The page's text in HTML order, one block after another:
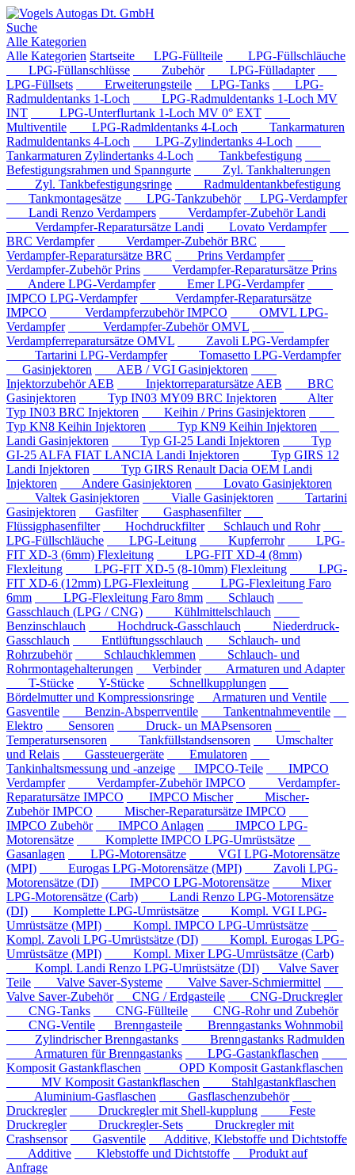
Suche
Alle Kategorien
Alle Kategorien Startseite LPG-Füllteile
LPG-Füllschläuche
LPG-Füllanschlüsse
Zubehör
LPG-Fülladapter
LPG-Füllsets
Erweiterungsteile LPG-Tanks
LPG-
Radmuldentanks 1-Loch
LPG-Radmuldentanks 1-Loch MV
INT
LPG-Unterflurtank 1-Loch MV 0° EXT
Multiventile
LPG-Radmldentanks 4-Loch
Tankarmaturen
Radmuldentanks 4-Loch
LPG-Zylindertanks 4-Loch
Tankarmaturen Zylindertanks 4-Loch
Tankbefestigung
Befestigungsrahmen und Spanngurte
Zyl. Tankhalterungen
Zyl. Tankbefestigungsringe
Radmuldentankbefestigung
Tankmontagesätze
LPG-Tankzubehör
LPG-Verdampfer
Landi Renzo Verdampers
Verdampfer-Zubehör Landi
Verdampfer-Reparatursätze Landi
Lovato Verdampfer
BRC Verdampfer
Verdamper-Zubehör BRC
Verdampfer-Reparatursätze BRC
Prins Verdampfer
Verdampfer-Zubehör Prins
Verdampfer-Reparatursätze Prins
Andere LPG-Verdampfer
Emer LPG-Verdampfer
IMPCO LPG-Verdampfer
Verdampfer-Reparatursätze
IMPCO
Verdampferzubehör IMPCO
OMVL LPG-
Verdampfer
Verdampfer-Zubehör OMVL
Verdampferreparatursätze OMVL
Zavoli LPG-Verdampfer
Tartarini LPG-Verdampfer
Tomasetto LPG-Verdampfer
Gasinjektoren
AEB / VGI Gasinjektoren
Injektorzubehör AEB
Injektorreparatursätze AEB
BRC
Gasinjektoren
Typ IN03 MY09 BRC Injektoren
Alter
Typ IN03 BRC Injektoren
Keihin / Prins Gasinjektoren
Typ KN8 Keihin Injektoren
Typ KN9 Keihin Injektoren
Landi Gasinjektoren
Typ GI-25 Landi Injektoren
Typ
GI-25 ALFA FIAT LANCIA Landi Injektoren
Typ GIRS 12
Landi Injektoren
Typ GIRS Renault Dacia OEM Landi
Injektoren
Andere Gasinjektoren
Lovato Gasinjektoren
Valtek Gasinjektoren
Vialle Gasinjektoren
Tartarini
Gasinjektoren
Gasfilter
Gasphasenfilter
Flüssigphasenfilter
Hochdruckfilter
Schlauch und Rohr
LPG-Füllschläuche
LPG-Leitung Kupferrohr
LPG-
FIT XD-3 (6mm) Flexleitung
LPG-FIT XD-4 (8mm)
Flexleitung
LPG-FIT XD-5 (8-10mm) Flexleitung
LPG-
FIT XD-6 (12mm) LPG-Flexleitung
LPG-Flexleitung Faro
6mm
LPG-Flexleitung Faro 8mm
Schlauch
Gasschlauch (LPG / CNG)
Kühlmittelschlauch
Benzinschlauch
Hochdruck-Gasschlauch
Niederdruck-
Gasschlauch
Entlüftungsschlauch
Schlauch- und
Rohrzubehör
Schlauchklemmen
Schlauch- und
Rohrmontagehalterungen
Verbinder
Armaturen und Adapter
T-Stücke
Y-Stücke
Schnellkupplungen
Bördelmutter und Kompressionsringe
Armaturen und Ventile
Gasventile
Benzin-Absperrventile
Tankentnahmeventile
Elektro
Sensoren
Druck- un MAPsensoren
Temperatursensoren
Tankfüllstandsensoren
Umschalter
und Relais
Gassteuergeräte
Emulatoren
Tankinhaltsmessung und -anzeige
IMPCO-Teile
IMPCO
Verdampfer
Verdampfer-Zubehör IMPCO
Verdampfer-
Reparatursätze IMPCO
IMPCO Mischer
Mischer-
Zubehör IMPCO
Mischer-Reparatursätze IMPCO
IMPCO Zubehör
IMPCO Anlagen
IMPCO LPG-
Motorensätze
Komplette IMPCO LPG-Umrüstsätze
Gasanlagen
LPG-Motorensätze
VGI LPG-Motorensätze
(MPI)
Eurogas LPG-Motorensätze (MPI)
Zavoli LPG-
Motorensätze (DI)
IMPCO LPG-Motorensätze
Mixer
LPG-Motorensätze (Carb)
Landi Renzo LPG-Motorensätze
(DI)
Komplette LPG-Umrüstsätze
Kompl. VGI LPG-
Umrüstsätze (MPI)
Kompl. IMPCO LPG-Umrüstsätze
Kompl. Zavoli LPG-Umrüstsätze (DI)
Kompl. Eurogas LPG-
Umrüstsätze (MPI)
Kompl. Mixer LPG-Umrüstsätze (Carb)
Kompl. Landi Renzo LPG-Umrüstsätze (DI)
Valve Saver
Teile
Valve Saver-Systeme
Valve Saver-Schmiermittel
Valve Saver-Zubehör
CNG / Erdgasteile
CNG-Druckregler
CNG-Tanks
CNG-Füllteile
CNG-Rohr und Zubehör
CNG-Ventile
Brenngasteile
Brenngastanks Wohnmobil
Zylindrischer Brenngastanks
Brenngastanks Radmulden
Armaturen für Brenngastanks
LPG-Gastankflaschen
Komposit Gastankflaschen
OPD Komposit Gastankflaschen
MV Komposit Gastankflaschen
Stahlgastankflaschen
Aluminium-Gasflaschen
Gasflaschenzubehör
Druckregler
Druckregler mit Shell-kupplung
Feste
Druckregler
Druckregler-Sets
Druckregler mit
Crashsensor
Gasventile
Additive, Klebstoffe und Dichtstoffe
Additive
Klebstoffe und Dichtstoffe
Produkt auf
Anfrage